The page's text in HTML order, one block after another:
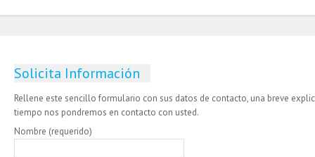
Solicita Información
Rellene este sencillo formulario con sus datos de contacto, una breve
tiempo nos pondremos en contacto con usted.
Nombre (requerido)